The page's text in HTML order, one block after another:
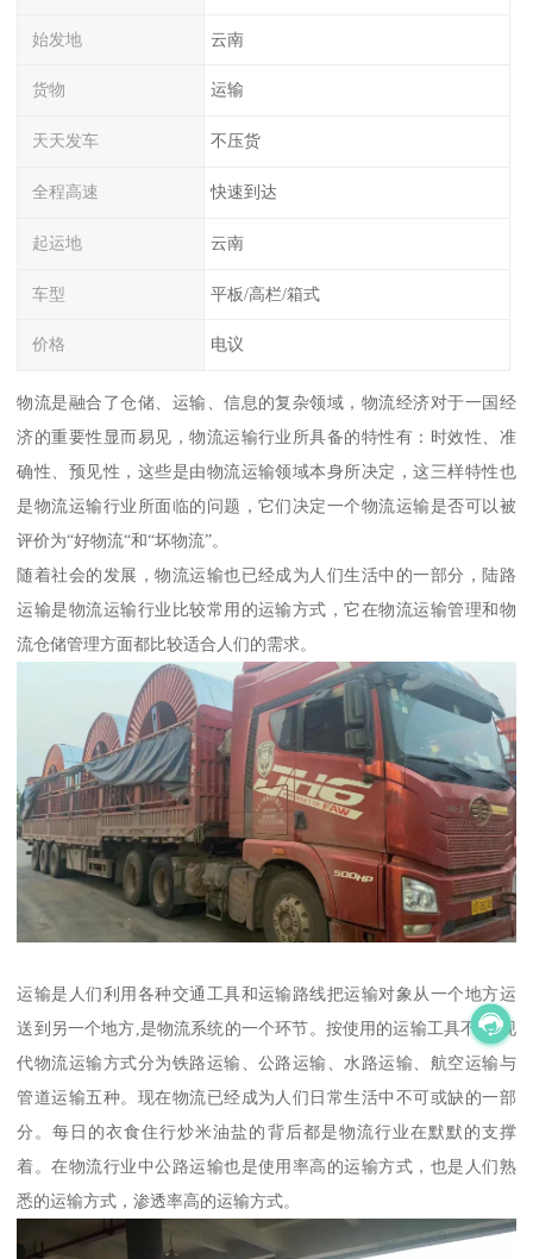
始发地 云南
货物 运输
天天发车 不压货
全程高速 快速到达
起运地 云南
车型 平板/高栏/箱式
价格 电议
物流是融合了仓储、运输、信息的复杂领域，物流经济对于一国经
济的重要性显而易见，物流运输行业所具备的特性有：时效性、准
确性、预见性，这些是由物流运输领域本身所决定，这三样特性也
是物流运输行业所面临的问题，它们决定一个物流运输是否可以被
评价为“好物流“和“坏物流”。
随着社会的发展，物流运输也已经成为人们生活中的一部分，陆路
运输是物流运输行业比较常用的运输方式，它在物流运输管理和物
流仓储管理方面都比较适合人们的需求。
运输是人们利用各种交通工具和运输路线把运输对象从一个地方运
送到另一个地方,是物流系统的一个环节。按使用的运输工具不同,现
代物流运输方式分为铁路运输、公路运输、水路运输、航空运输与
管道运输五种。现在物流已经成为人们日常生活中不可或缺的一部
分。每日的衣食住行炒米油盐的背后都是物流行业在默默的支撑
着。在物流行业中公路运输也是使用率高的运输方式，也是人们熟
悉的运输方式，渗透率高的运输方式。